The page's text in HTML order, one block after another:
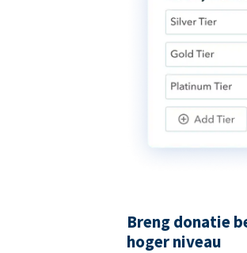
Breng donatie
hoger niveau